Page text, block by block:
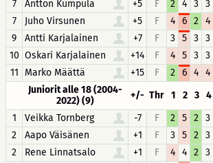
7
Antton Kumpula +5 F 2 4 3 3
7
Juho Virsunen +5 F 4 6 2 4
9
Antti Karjalainen +7 F 3 5 3 3
10 Oskari Karjalainen +14 F 4 5 3 3
11
Marko Määttä +15 F 2 6 4 4
Juniorit alle 18 (2004-
2022) (9)
+/- Thr 1 2 3 4
1
Veikka Tornberg -7 F 2 5 2 3
2
Aapo Väisänen +1 F 3 5 2 3
2
Rene Linnatsalo +1 F 4 4 2 3